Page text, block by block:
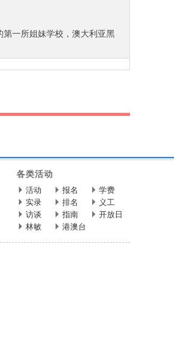
第一所姐妹学校，澳大利亚黑
各类活动
活动 报名
学费
实录
排名
义工
访谈
指南
开放日
林敏
港澳台